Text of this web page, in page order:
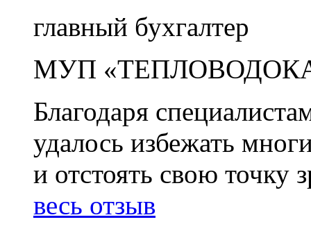
главный бухгалтер
МУП
Благодаря
удалось избежать
и отстоять свою
весь отзыв